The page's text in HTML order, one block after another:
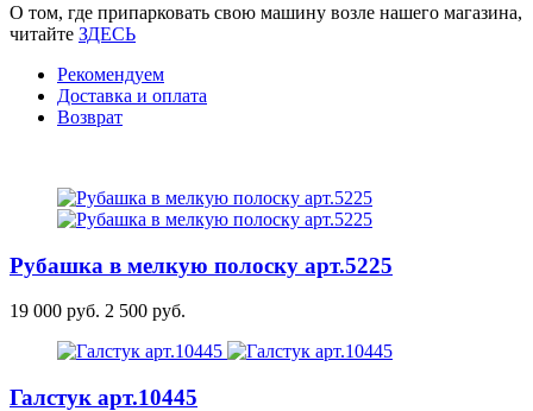
О том, где припарковать свою машину возле нашего магазина,
читайте ЗДЕСЬ
Рекомендуем
Доставка и оплата
Возврат
Рубашка в мелкую полоску арт.5225
19 000 руб. 2 500 руб.
Галстук арт.10445